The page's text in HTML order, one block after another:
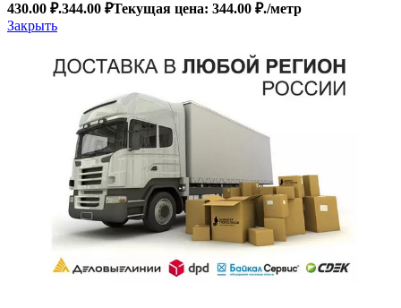
430.00 ₽.344.00 ₽Текущая цена: 344.00 ₽./метр
Закрыть